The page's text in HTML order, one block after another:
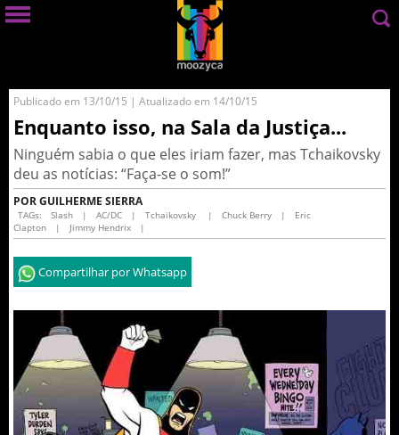
Publicado em 13/10/15 | Atualizado em 14/10/15
Enquanto isso, na Sala da Justiça...
Ninguém sabia o que eles iriam fazer, mas Tchaikovsky
deu as notícias: “Faça-se o som!”
POR GUILHERME SIERRA
TAGs: Slash | AC/DC | Tchaikovsky | Chuck Berry |
Eric
Clapton
| Jimmy Hendrix |
Compartilhar por Whatsapp